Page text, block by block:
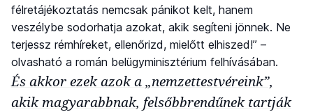
félretájékoztatás nemcsak pánikot kelt, hanem
veszélybe sodorhatja azokat, akik segíteni jönnek. Ne
terjessz rémhíreket, ellenőrizd, mielőtt elhiszed!” –
olvasható a román belügyminisztérium felhívásában.
És akkor ezek azok a „nemzettestvéreink”,
akik magyarabbnak, felsőbbrendűnek tartják